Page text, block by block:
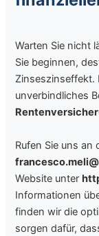
Warten Sie nicht
Sie beginnen,
Zinseszinseffekt.
unverbindliches
Rufen Sie uns an
Website unter
Informationen
finden wir die
sorgen dafür,